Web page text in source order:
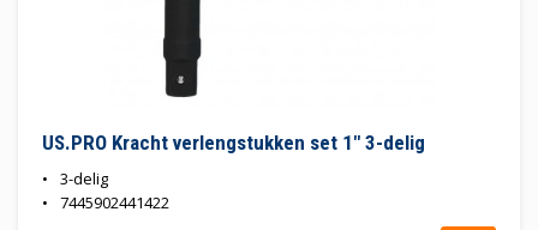
US.PRO Kracht verlengstukken set 1" 3-delig
3-delig
7445902441422